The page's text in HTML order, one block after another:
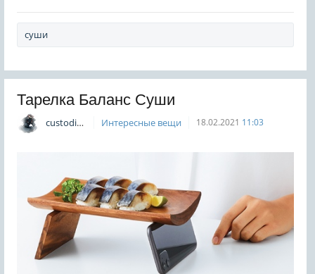
Тарелка Баланс Суши
custodian Интересные вещи 18.02.2021 11:03